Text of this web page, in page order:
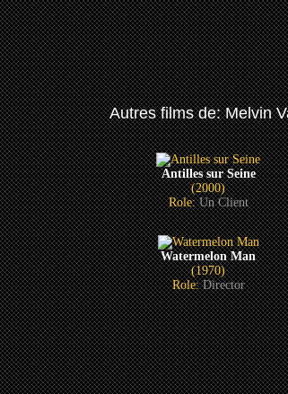
Autres films de: Melvin
Antilles sur Seine
(2000)
Role:Un Client
Watermelon Man
(1970)
Role:Director